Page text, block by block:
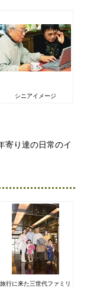
シニアイメージ
寄り達の日常のイ
旅行に来た三世代ファミリ